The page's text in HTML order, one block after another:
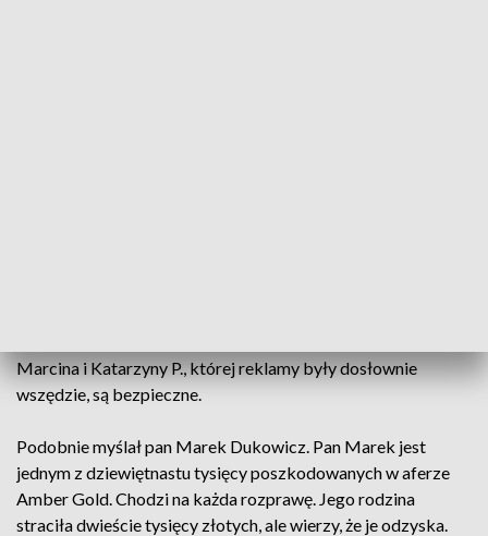
Marcina i Katarzyny P., której reklamy były dosłownie
wszędzie, są bezpieczne.
Podobnie myślał pan Marek Dukowicz. Pan Marek jest
jednym z dziewiętnastu tysięcy poszkodowanych w aferze
Amber Gold. Chodzi na każda rozprawę. Jego rodzina
straciła dwieście tysięcy złotych, ale wierzy, że je odzyska.